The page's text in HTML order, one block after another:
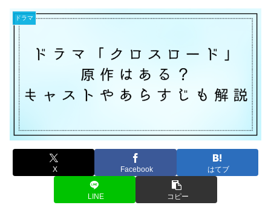
ドラマ
X Facebook はてブ
LINE コピー